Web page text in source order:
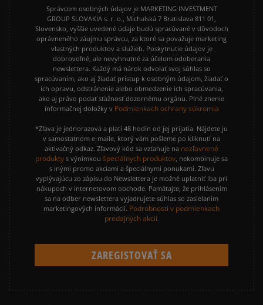
Správcom osobných údajov je MARKETING INVESTMENT
GROUP SLOVAKIA s. r. o., Michalská 7 Bratislava 811 01,
Slovensko, vyššie uvedené údaje budú spracúvané v dôvodoch
oprávneného záujmu správcu, za ktoré sa považuje marketing
vlastných produktov a služieb. Poskytnutie údajov je
dobrovoľné, ale nevyhnutné za účelom odoberania
newslettera. Každý má nárok odvolať svoj súhlas so
spracúvaním, ako aj žiadať prístup k osobným údajom, žiadať o
ich opravu, odstránenie alebo obmedzenie ich spracúvania,
ako aj právo podať sťažnosť dozornému orgánu. Plné znenie
informačnej doložky v Podmienkach ochrany súkromia
*Zľava je jednorazová a platí 48 hodín od jej prijatia. Nájdete ju
v samostatnom e-maile, ktorý vám pošleme po kliknutí na
aktivačný odkaz. Zľavový kód sa vzťahuje na nezľavnené
produkty s výnimkou špeciálnych produktov , nekombinuje sa
s inými promo akciami a špeciálnymi ponukami. Zľavu
vyplývajúcu zo zápisu do Newslettera je možné uplatniť iba pri
nákupoch v internetovom obchode. Pamätajte, že prihlásením
sa na odber newslettera vyjadrujete súhlas so zasielaním
marketingových informácií. Podrobnosti v podmienkach
predajných akcií.